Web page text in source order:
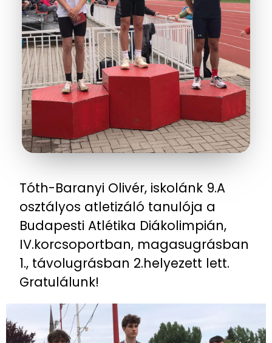
Tóth-Baranyi Olivér, iskolánk 9.A
osztályos atletizáló tanulója a
Budapesti Atlétika Diákolimpián,
IV.korcsoportban, magasugrásban
1., távolugrásban 2.helyezett lett.
Gratulálunk!